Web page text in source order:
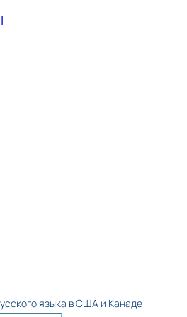
языка в США и Канаде​